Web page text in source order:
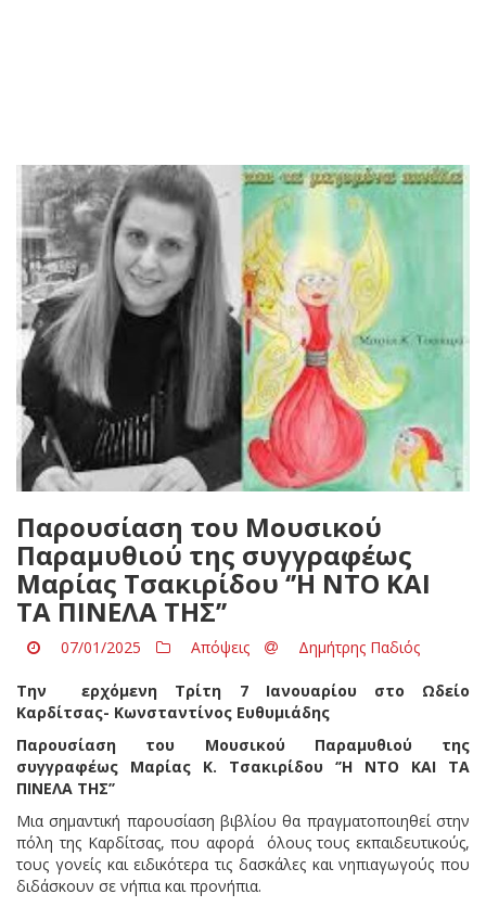
Παρουσίαση του Μουσικού
Παραμυθιού της συγγραφέως
Μαρίας Τσακιρίδου ‘’Η ΝΤΟ ΚΑΙ
ΤΑ ΠΙΝΕΛΑ ΤΗΣ’’
07/01/2025 Απόψεις Δημήτρης Παδιός
Την ερχόμενη Τρίτη 7 Ιανουαρίου στο Ωδείο
Καρδίτσας- Κωνσταντίνος Ευθυμιάδης
Παρουσίαση του Μουσικού Παραμυθιού της
συγγραφέως Μαρίας Κ. Τσακιρίδου ‘’Η ΝΤΟ ΚΑΙ ΤΑ
ΠΙΝΕΛΑ ΤΗΣ’’
Μια σημαντική παρουσίαση βιβλίου θα πραγματοποιηθεί στην
πόλη της Καρδίτσας, που αφορά όλους τους εκπαιδευτικούς,
τους γονείς και ειδικότερα τις δασκάλες και νηπιαγωγούς που
διδάσκουν σε νήπια και προνήπια.